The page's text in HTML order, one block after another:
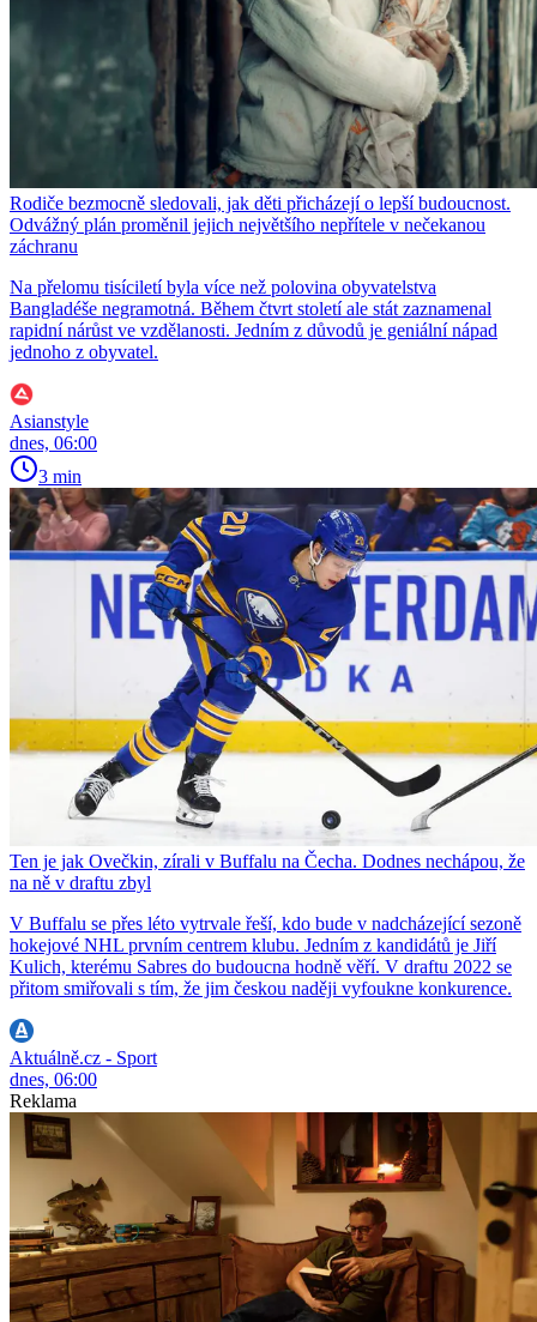
Rodiče bezmocně sledovali, jak děti přicházejí o lepší budoucnost.
Odvážný plán proměnil jejich největšího nepřítele v nečekanou
záchranu
Na přelomu tisíciletí byla více než polovina obyvatelstva
Bangladéše negramotná. Během čtvrt století ale stát zaznamenal
rapidní nárůst ve vzdělanosti. Jedním z důvodů je geniální nápad
jednoho z obyvatel.
Asianstyle
dnes, 06:00
3 min
Ten je jak Ovečkin, zírali v Buffalu na Čecha. Dodnes nechápou, že
na ně v draftu zbyl
V Buffalu se přes léto vytrvale řeší, kdo bude v nadcházející sezoně
hokejové NHL prvním centrem klubu. Jedním z kandidátů je Jiří
Kulich, kterému Sabres do budoucna hodně věří. V draftu 2022 se
přitom smiřovali s tím, že jim českou naději vyfoukne konkurence.
Aktuálně.cz - Sport
dnes, 06:00
Reklama